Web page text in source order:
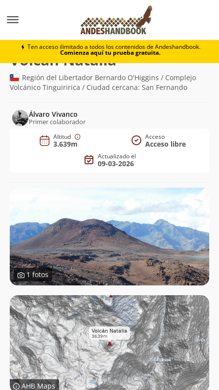
Ten acceso ilimitado a todos los contenidos de Andeshandbook.
Comienza aquí tu prueba gratuita.
Volcán Natalia
Volcán Natalia(3.639m)
Región del Libertador Bernardo O'Higgins / Complejo
Volcánico Tinguiririca / Ciudad cercana: San Fernando
Álvaro Vivanco
Primer colaborador
Altitud
3.639m
Acceso
Acceso libre
Actualizado el
09-03-2026
1 fotos
AHB Maps